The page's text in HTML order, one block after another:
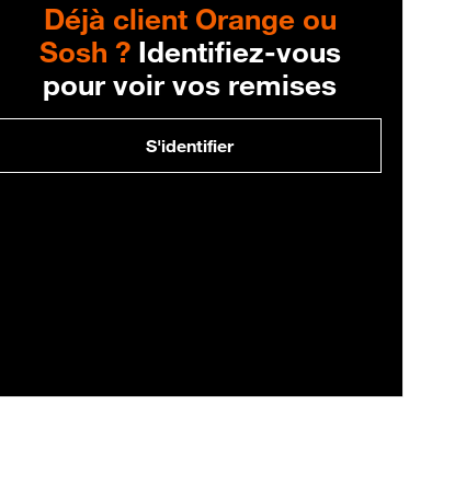
Déjà client Orange ou
Sosh ?Identifiez-vous
pour voir vos remises
S'identifier